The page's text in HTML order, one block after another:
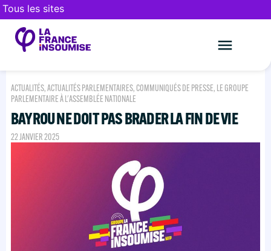
Tous les sites
ACTUALITÉS,ACTUALITÉS PARLEMENTAIRES, COMMUNIQUÉS DE PRESSE, LE GROUPE
PARLEMENTAIRE À L'ASSEMBLÉE NATIONALE
BAYROU NE DOIT PAS BRADER LA FIN DE VIE
22 JANVIER 2025